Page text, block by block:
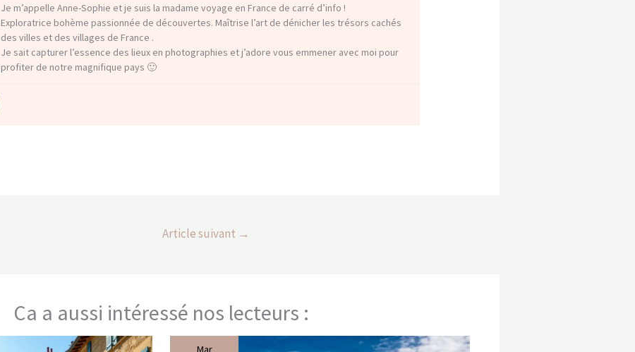
Je m’appelle Anne-Sophie et je suis la madame voyage en France de carré d’info !
Exploratrice bohème passionnée de découvertes. Maîtrise l’art de dénicher les trésors cachés
des villes et des villages de France .
Je sait capturer l’essence des lieux en photographies et j’adore vous emmener avec moi pour
profiter de notre magnifique pays 🙂
Article suivant →
Ca a aussi intéressé nos lecteurs :
Mar